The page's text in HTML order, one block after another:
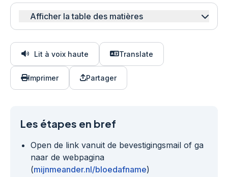
Afficher la table des matières
Lit à voix haute Translate
Imprimer Partager
Les étapes en bref
Open de link vanuit de bevestigingsmail of ga
naar de webpagina
(mijnmeander.nl/bloedafname)